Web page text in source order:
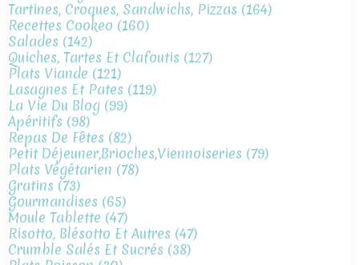
Tartines, Croques, Sandwichs, Pizzas (164)
Recettes Cookeo (160)
Salades (142)
Quiches, Tartes Et Clafoutis (127)
Plats Viande (121)
Lasagnes Et Pates (119)
La Vie Du Blog (99)
Apéritifs (98)
Repas De Fêtes (82)
Petit Déjeuner,brioches,viennoiseries (79)
Plats Végétarien (78)
Gratins (73)
Gourmandises (65)
Moule Tablette (47)
Risotto, Blésotto Et Autres (47)
Crumble Salés Et Sucrés (38)